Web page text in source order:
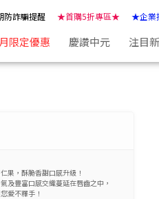
防詐騙提醒 ★首購5折專區★ ★企業
限定優惠 慶讚中元 注目
果，酥脆香甜口感升級！
及豐富口感交織蔓延在唇齒之中，
愛不釋手！